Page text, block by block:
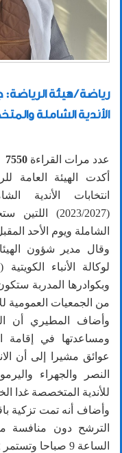
رياضة / هيئة الرياضة:
الأندية الشاملة
عدد مرات القراءة 7550
أكدت الهيئة العامة
انتخابات الأندية
(2023/2027)
الشاملة ويوم الأحد
وقال مدير شؤون
لوكالة الأنباء
وبكوادرها المدربة
من الجمعيات العمومية
وأضاف المطيري أن
ومساعدتها في إقامة
النصر والجهراء
للأندية المتخصصة غدا
وأضاف أنه تمت تزكية
الترشح دون منافسة